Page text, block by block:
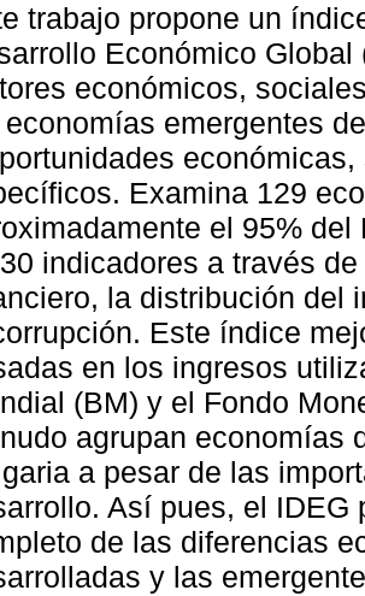
trabajo propone un
Económico
económicos,
emergentes
Examina 129
el 95%
indicadores a través
la distribución del
Este índice
en los ingresos
(BM) y el Fondo
agrupan economías
a pesar de las
Así pues, el IDEG
de las diferencias
y las